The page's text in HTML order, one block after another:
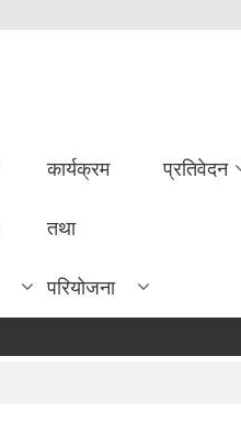
कार्यक्रम
तथा
परियोजना
प्रतिवेदन